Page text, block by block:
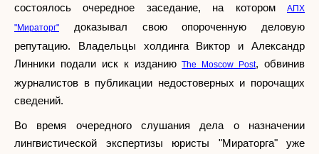
состоялось очередное заседание, на котором
АПХ
"Мираторг"
доказывал свою опороченную деловую
репутацию. Владельцы холдинга Виктор и Александр
Линники подали иск к изданиюThe Moscow Post, обвинив
журналистов в публикации недостоверных и порочащих
сведений.
Во время очередного слушания дела о назначении
лингвистической экспертизы юристы "Мираторга" уже